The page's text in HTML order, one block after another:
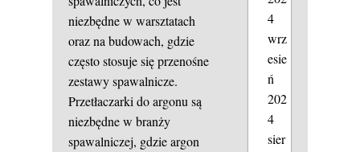
niezbędne w warsztatach
oraz na budowach, gdzie
często stosuje się przenośne
zestawy spawalnicze.
Przetłaczarki do argonu są
niezbędne w branży
spawalniczej, gdzie argon
4
wrz
esie
ń
202
4
sier